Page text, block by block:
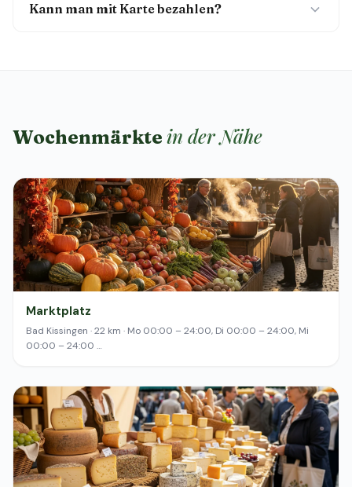
Kann man mit Karte bezahlen?
Wochenmärkte in der Nähe
Marktplatz
Bad Kissingen · 22 km · Mo 00:00 – 24:00, Di 00:00 – 24:00, Mi
00:00 – 24:00 …